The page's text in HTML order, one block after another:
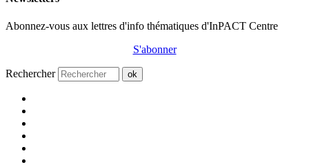
Abonnez-vous aux lettres d'info thématiques d'InPACT Centre
S'abonner
Rechercher ok